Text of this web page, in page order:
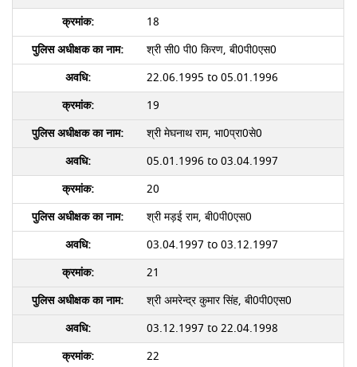
18
श्री सी0 पी0 किरण, बी0पी0एस0
22.06.1995 to 05.01.1996
19
श्री मेघनाथ राम, भा0प्रा0से0
05.01.1996 to 03.04.1997
20
श्री मड़ई राम, बी0पी0एस0
03.04.1997 to 03.12.1997
21
श्री अमरेन्द्र कुमार सिंह, बी0पी0एस0
03.12.1997 to 22.04.1998
22